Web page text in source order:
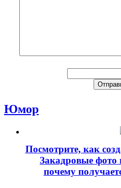
Юмор
Посмотрите, как
Закадровые фото
почему